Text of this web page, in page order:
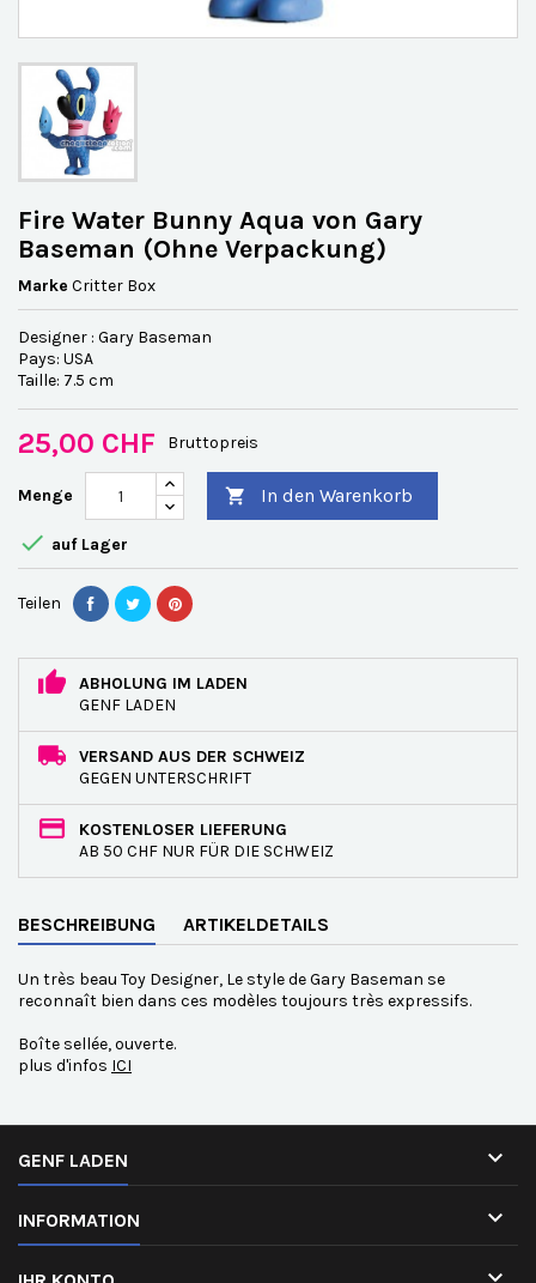
Fire Water Bunny Aqua von Gary
Baseman (Ohne Verpackung)
Marke Critter Box
Designer : Gary Baseman
Pays: USA
Taille: 7.5 cm
25,00 CHF Bruttopreis
Menge  In den Warenkorb
 auf Lager
Teilen
ABHOLUNG IM LADEN
GENF LADEN
VERSAND AUS DER SCHWEIZ
GEGEN UNTERSCHRIFT
KOSTENLOSER LIEFERUNG
AB 50 CHF NUR FÜR DIE SCHWEIZ
BESCHREIBUNG ARTIKELDETAILS
Un très beau Toy Designer, Le style de Gary Baseman se
reconnaît bien dans ces modèles toujours très expressifs.
Boîte sellée, ouverte.
plus d'infos ICI
GENF LADEN 
INFORMATION 